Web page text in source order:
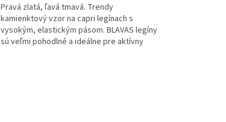
Pravá zlatá, ľavá tmavá. Trendy
kamienktový vzor na capri legínach s
vysokým, elastickým pásom. BLAVAS legíny
sú veľmi pohodlné a ideálne pre aktívny